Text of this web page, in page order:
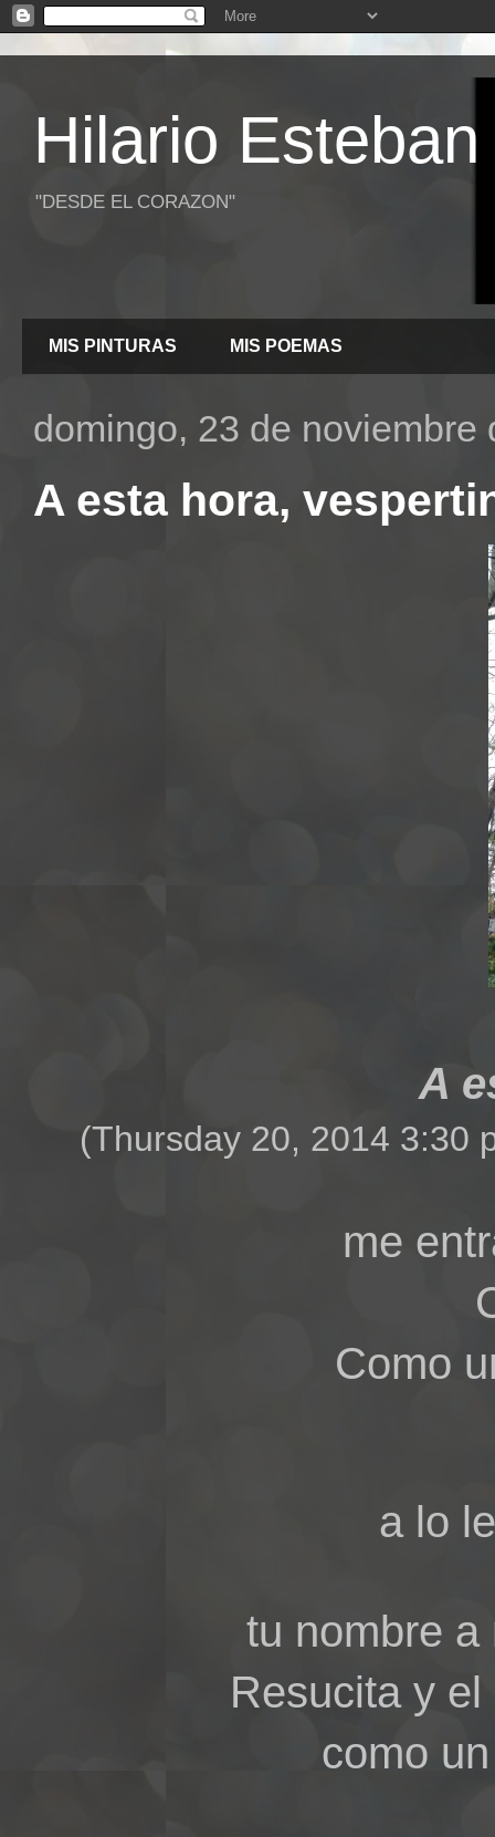
Hilario
"DESDE EL CORAZON"
MIS PINTURAS MIS POEMAS
domingo, 23 de noviembre
A esta hora,
A
(Thursday 20, 2014 3:30
me
Como
a lo
tu nombre a
Resucita y
como